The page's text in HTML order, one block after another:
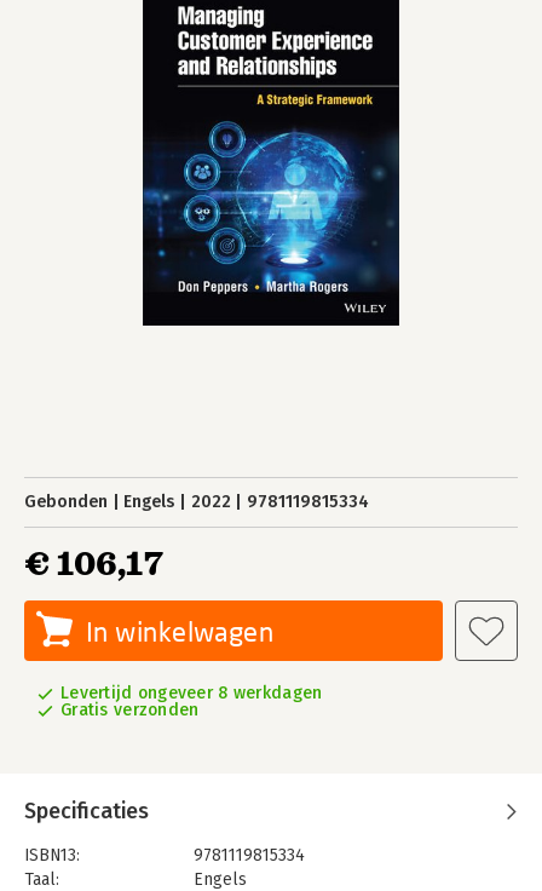
Gebonden Engels 2022 9781119815334
€ 106,17
In winkelwagen
Levertijd ongeveer 8 werkdagen
Gratis verzonden
Specificaties
ISBN13:
9781119815334
Taal:
Engels